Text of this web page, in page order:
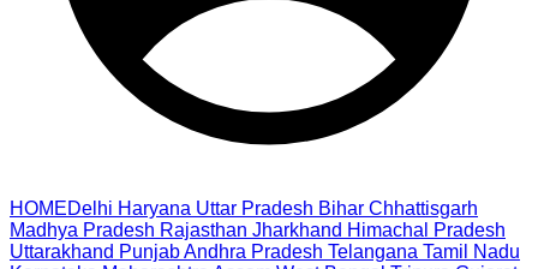
HOMEDelhi Haryana Uttar Pradesh Bihar Chhattisgarh
Madhya Pradesh Rajasthan Jharkhand Himachal Pradesh
Uttarakhand PunjabAndhra Pradesh Telangana Tamil Nadu